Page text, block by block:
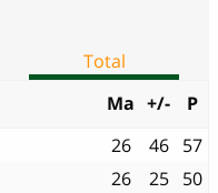
Total
Ma +/-
P
26 46
57
26 25
50